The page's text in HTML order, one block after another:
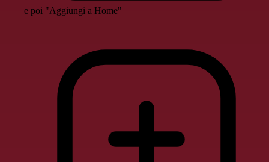
e poi "Aggiungi a Home"